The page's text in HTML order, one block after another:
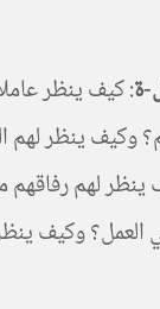
ة: كيف ينظر
وكيف ينظر لهم
لهم رفاقهم
العمل؟ وكيف